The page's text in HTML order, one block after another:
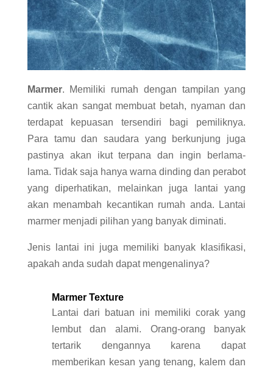
Marmer. Memiliki rumah dengan tampilan yang
cantik akan sangat membuat betah, nyaman dan
terdapat kepuasan tersendiri bagi pemiliknya.
Para tamu dan saudara yang berkunjung juga
pastinya akan ikut terpana dan ingin berlama-
lama. Tidak saja hanya warna dinding dan perabot
yang diperhatikan, melainkan juga lantai yang
akan menambah kecantikan rumah anda. Lantai
marmer menjadi pilihan yang banyak diminati.
Jenis lantai ini juga memiliki banyak klasifikasi,
apakah anda sudah dapat mengenalinya?
Marmer Texture
Lantai dari batuan ini memiliki corak yang
lembut dan alami. Orang-orang banyak
tertarik dengannya karena dapat
memberikan kesan yang tenang, kalem dan